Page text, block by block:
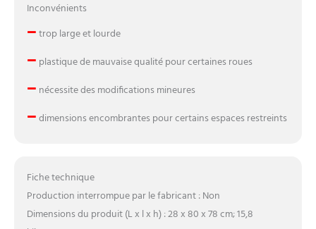
Inconvénients
–trop large et lourde
– plastique de mauvaise qualité pour certaines roues
– nécessite des modifications mineures
–dimensions encombrantes pour certains espaces restreints
Fiche technique
Production interrompue par le fabricant : Non
Dimensions du produit (L x l x h) : 28 x 80 x 78 cm; 15,8